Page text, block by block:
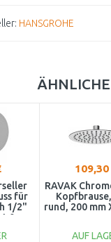
HANSGROHE
für
1/2"
109,30
RAVAK
rund, 200 mm
AUF